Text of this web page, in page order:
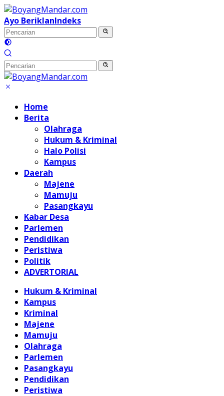
Langsung
ke
konten
Ayo BeriklanIndeks
Home
Berita
Olahraga
Hukum & Kriminal
Halo Polisi
Kampus
Daerah
Majene
Mamuju
Pasangkayu
Kabar Desa
Parlemen
Pendidikan
Peristiwa
Politik
ADVERTORIAL
Hukum & Kriminal
Kampus
Kriminal
Majene
Mamuju
Olahraga
Parlemen
Pasangkayu
Pendidikan
Peristiwa